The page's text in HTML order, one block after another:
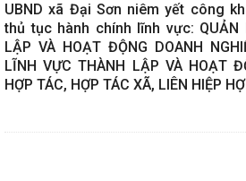
UBND xã Đại Sơn niêm yết công
thủ tục hành chính lĩnh vực: QUẢN
LẬP VÀ HOẠT ĐỘNG DOANH
LĨNH VỰC THÀNH LẬP VÀ HOẠT
HỢP TÁC, HỢP TÁC XÃ, LIÊN HIỆP